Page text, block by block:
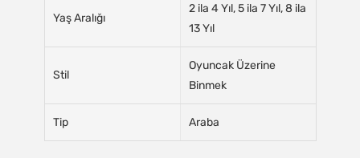
Yaş Aralığı
2 ila 4 Yıl, 5 ila 7 Yıl, 8 ila
13 Yıl
Stil
Oyuncak Üzerine
Binmek
Tip Araba